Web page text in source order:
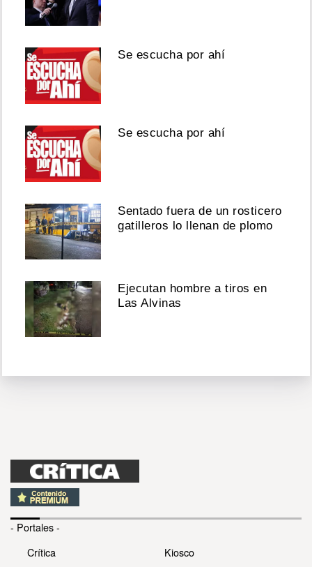
Se escucha por ahí
Se escucha por ahí
Sentado fuera de un rosticero
gatilleros lo llenan de plomo
Ejecutan hombre a tiros en
Las Alvinas
- Portales -
Crítica
Kiosco